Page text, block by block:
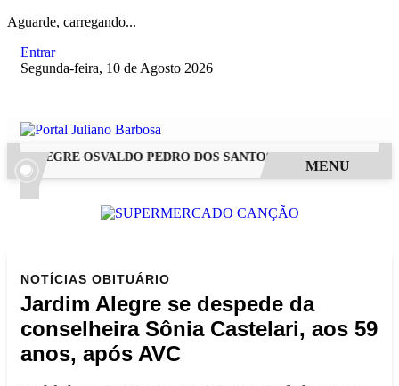
Aguarde, carregando...
Entrar
Segunda-feira, 10 de Agosto 2026
ALEGRE OSVALDO PEDRO DOS SANTOS, O “NEGUINHO DA
MENU
NOTÍCIAS OBITUÁRIO
Jardim Alegre se despede da
conselheira Sônia Castelari, aos 59
anos, após AVC